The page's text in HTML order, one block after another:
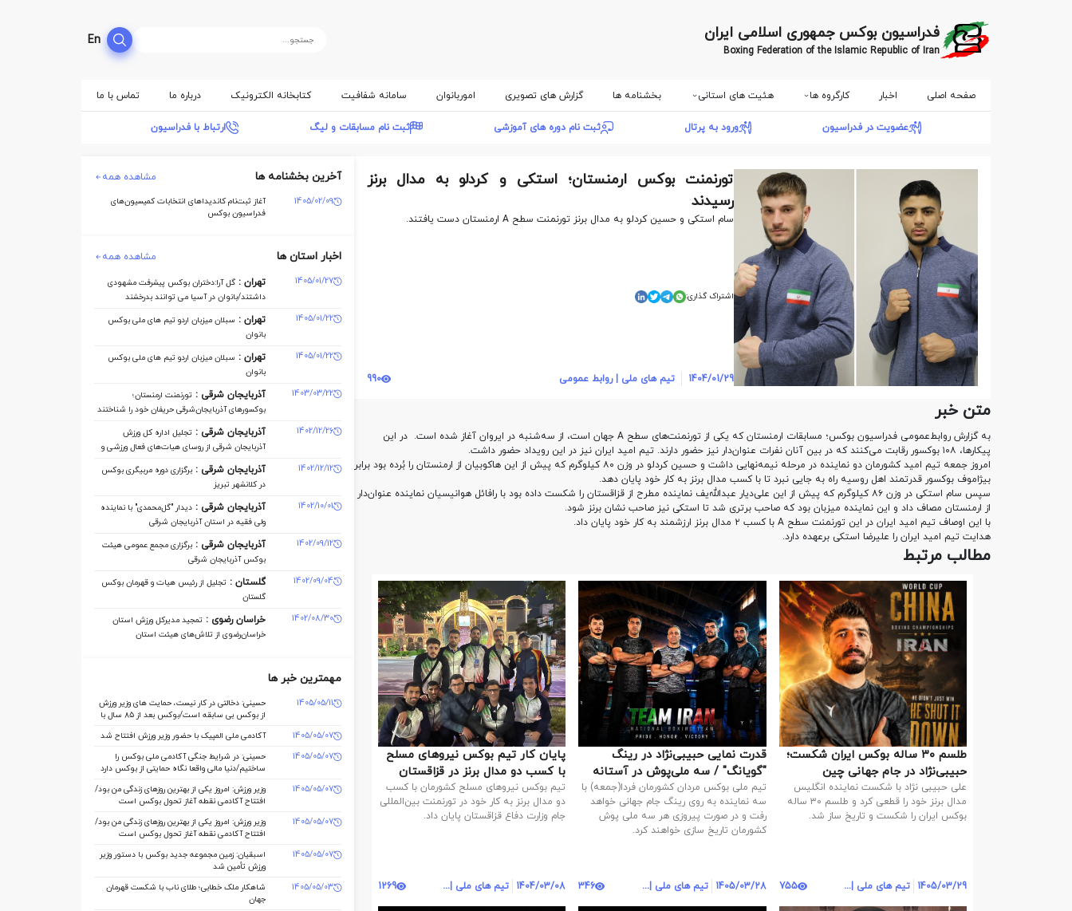
فدراسیون بوکس جمهوری اسلامی ایران
Boxing Federation of the Islamic Republic of Iran
En
صفحه اصلی اخبار کارگروه ها هئیت های استانی بخشنامه ها گزارش های تصویری اموربانوان سامانه شفافیت کتابخانه الکترونیک درباره ما تماس با ما
عضویت در فدراسیون ورود به پرتال ثبت نام دوره های آموزشی ثبت نام مسابقات و لیگ ارتباط با فدراسیون
تورنمنت بوکس ارمنستان؛ استکی و کردلو به مدال برنز
رسیدند
سام استکی و حسین کردلو به مدال برنز تورنمنت سطح A ارمنستان دست یافتند.
اشتراک گذاری:
1404/01/29 تیم های ملی | روابط عمومی 990
متن خبر
به گزارش روابط‌عمومی فدراسیون بوکس؛ مسابقات ارمنستان که یکی از تورنمنت‌های سطح A جهان است، از سه‌شنبه در ایروان آغاز ‌شده است. در این
پیکارها، ۱۰۸ بوکسور رقابت می‌کنند که در بین آنان نفرات عنوان‌دار نیز حضور دارند. تیم امید ایران نیز در این رویداد حضور داشت.
امروز جمعه تیم امید کشورمان دو نماینده در مرحله نیمه‌نهایی داشت و حسین کردلو در وزن ۸۰ کیلوگرم که پیش از این هاکوبیان از ارمنستان را بُرده بود برابر
بیژاموف‌ بوکسور قدرتمند اهل روسیه راه به جایی نبرد تا با کسب مدال برنز به کار خود پایان دهد.
سپس سام استکی در وزن ۸۶ کیلوگرم که پیش از این علی‌دیار عبدالله‌یف نماینده مطرح از قزاقستان را شکست داده بود با رافائل هوانیسیان نماینده عنوان‌دار
از ارمنستان مصاف داد و این نماینده میزبان بود که صاحب برتری شد تا استکی نیز صاحب نشان برنز شود.
با این اوصاف تیم امید ایران در این تورنمنت سطح A با کسب ۲ مدال برنز ارزشمند به کار خود پایان داد.
هدایت تیم امید ایران را علیرضا استکی برعهده دارد.
مطالب مرتبط
طلسم ۳۰ ساله بوکس ایران شکست؛
حبیبی‌نژاد در جام جهانی چین
تاریخ‌ساز شد
علی حبیبی نژاد با شکست نماینده انگلیس
مدال برنز خود را قطعی کرد و طلسم ۳۰ ساله
بوکس ایران را شکست و تاریخ ساز شد.
1405/03/29 تیم های ملی | روابط عمومی 755
قدرت نمایی حبیبی‌نژاد در رینگ
"گویانگ" / سه ملی‌پوش در آستانه
تاریخ‌سازی
تیم ملی بوکس مردان کشورمان فردا(جمعه) با
سه نماینده به روی رینگ جام جهانی خواهد
رفت و در صورت پیروزی هر سه ملی پوش
کشورمان تاریخ سازی خواهند کرد.
1405/03/28 تیم های ملی | روابط عمومی 346
پایان کار تیم بوکس نیروهای مسلح
با کسب دو مدال برنز در قزاقستان
تیم بوکس نیروهای مسلح کشورمان با کسب
دو مدال برنز به کار خود در تورنمنت بین‌المللی
جام وزارت دفاع قزاقستان پایان داد.
1404/03/08 تیم های ملی | روابط عمومی 1269
آخرین بخشنامه ها مشاهده همه
1405/02/09
آغاز ثبت‌نام کاندیداهای انتخابات کمیسیون‌های
فدراسیون بوکس
اخبار استان ها مشاهده همه
1405/01/27 تهران :گل آرا:دختران بوکس پیشرفت مشهودی
داشتند/بانوان در آسیا می توانند بدرخشند
1405/01/22
تهران : سبلان میزبان اردو تیم های ملی بوکس
بانوان
1405/01/22
تهران : سبلان میزبان اردو تیم های ملی بوکس
بانوان
1403/03/22
آذربایجان شرقی :تورنمنت ارمنستان؛
بوکسورهای آذربایجان‌شرقی حریفان خود را شناختند
1402/12/26
آذربایجان شرقی :تجلیل اداره کل ورزش
آذربایجان ‌شرقی از روسای هیات‌های فعال ورزشی و
مدال‌آوران
1402/12/12 آذربایجان شرقی :برگزاری دوره مربیگری بوکس
در کلانشهر تبریز
1402/10/01
آذربایجان شرقی :دیدار "گل‌محمدی" با نماینده
ولی فقیه در استان آذربایجان شرقی
1402/09/12
آذربایجان شرقی :برگزاری مجمع عمومی هیئت
بوکس آذربایجان شرقی
1402/09/04
گلستان :تجلیل از رئیس هیات و قهرمان بوکس
گلستان
1402/08/30
خراسان رضوی :تمجید مدیرکل ورزش استان
خراسان‌رضوی از تلاش‌های هیئت استان
مهمترین خبر ها
1405/05/11
حسینی: دخالتی در کار نیست، حمایت های وزیر ورزش
از بوکس بی سابقه است/بوکس بعد از ۸۵ سال با
1405/05/07
آکادمی ملی المپیک با حضور وزیر ورزش افتتاح شد
1405/05/07
حسینی: در شرایط جنگی آکادمی ملی بوکس را
ساختیم/دنیا مالی واقعا نگاه حمایتی از بوکس دارد
1405/05/07
وزیر ورزش: امروز یکی از بهترین روزهای زندگی من بود/
افتتاح آکادمی نقطه آغاز تحول بوکس است
1405/05/07
وزیر ورزش: امروز یکی از بهترین روزهای زندگی من بود/
افتتاح آکادمی نقطه آغاز تحول بوکس است
1405/05/07
اسبقیان: زمین مجموعه جدید بوکس با دستور وزیر
ورزش تأمین شد
1405/05/03
شاهکار ملک‌ خطابی؛ طلای ناب با شکست قهرمان
جهان